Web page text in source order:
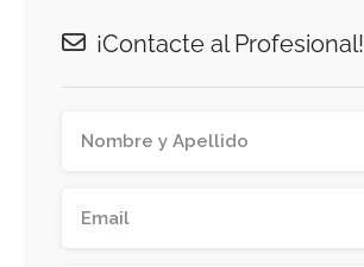
¡Contacte al Profesional!